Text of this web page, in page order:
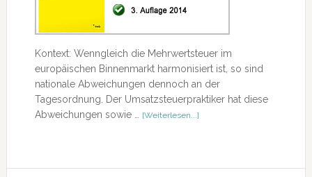
Kontext: Wenngleich die Mehrwertsteuer im
europäischen Binnenmarkt harmonisiert ist, so sind
nationale Abweichungen dennoch an der
Tagesordnung. Der Umsatzsteuerpraktiker hat diese
Abweichungen sowie …
[Weiterlesen...]ÜberRezension